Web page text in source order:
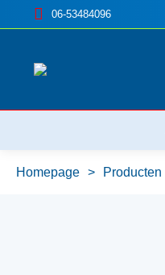
06-53484096
Homepage > Producten